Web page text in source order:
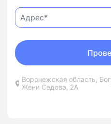
Воронежская область,
Жени Седова, 2А